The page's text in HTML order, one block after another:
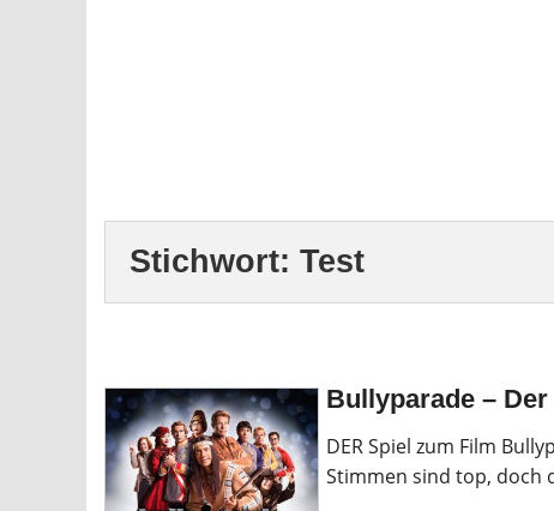
Stichwort: Test
Bullyparade –
DER Spiel zum Film
Stimmen sind top, doch